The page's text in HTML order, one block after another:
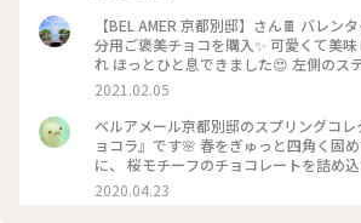
【BEL AMER 京都別邸】さん🍫 バレンタインということで 自
分用ご褒美チョコを購入✨ 可愛くて美
れ ほっとひと息できました😍 左側のスティックショコラは キ
ャラメルやルビーチョコ、 右側はお酒
抹茶や宮崎県産日向夏 愛媛県産ほうじ茶など チョコと
言っても たくさんの味を楽しめる✨ パッケージやデザインも
とても可愛いので ご褒美チョコでもプレ
にもおすすめの詰め合わせです♡ #ほっとひと息 #バレンタイ
2021.02.05
ベルアメール京都別邸のスプリングコ
ョコラ』です🌸 春をぎゅっと四角く固めたようなボックス
に、 桜モチーフのチョコレートを詰め込んで。 タブ
良いですが、丸いかたちは 丸窓から桜
ます。 右から ・桜ブラン・桜ノワール・桜ルビー・桜ミル
2020.04.23